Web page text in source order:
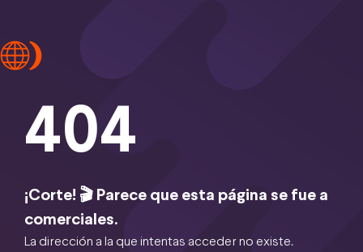
404
¡Corte! 🎬 Parece que esta página se fue a
comerciales.
La dirección a la que intentas acceder no existe.